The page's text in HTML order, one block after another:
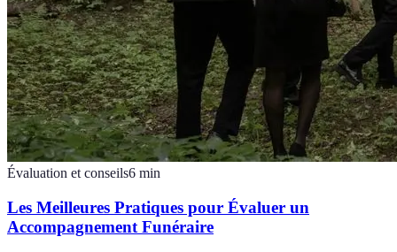
Évaluation et conseils6 min
Les Meilleures Pratiques pour Évaluer un
Accompagnement Funéraire